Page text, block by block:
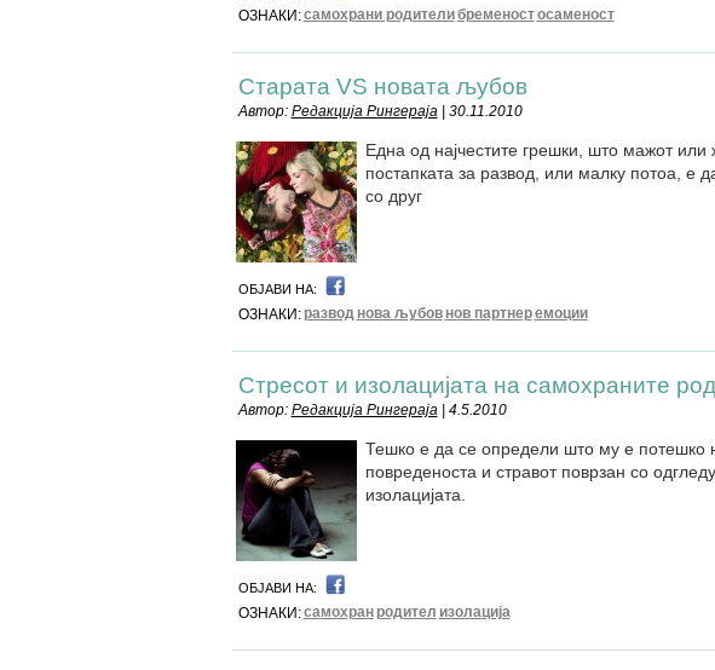
ОЗНАКИ:самохрани родителибременостосаменост
Старата VS новата љубов
Автор: Редакција Рингераја| 30.11.2010
Една од најчестите грешки, што мажот или
постапката за развод, или малку потоа, е
со друг
ОБЈАВИ НА:
ОЗНАКИ: развод нова љубов нов партнеремоции
Стресот и изолацијата на самохраните
Автор: Редакција Рингераја| 4.5.2010
Тешко е да се определи што му е потешко
повреденоста и стравот поврзан со
изолацијата.
ОБЈАВИ НА:
ОЗНАКИ:самохран родител изолација